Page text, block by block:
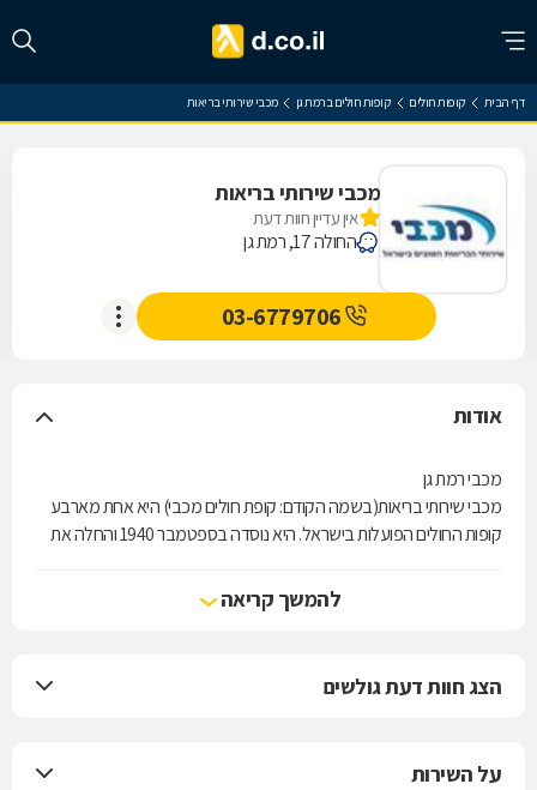
דף הבית קופות חולים קופות חולים ברמת גן מכבי שירותי בריאות
מכבי שירותי בריאות
אין עדיין חוות דעת
החולה 17, רמת גן
03-6779706
אודות
מכבי רמת גן
מכבי שירותי בריאות(בשמה הקודם: קופת חולים מכבי) היא אחת מארבע
קופות החולים הפועלות בישראל. היא נוסדה בספטמבר 1940 והחלה את
מכבי מעניקה לחבריה את מיטב השירות הרפואי, מחוייבת לבריאות שלמה,
קידום בריאות ורפואה מונעת תוך שמירה על ערכי היסוד של האבות
להמשך קריאה
הצג חוות דעת גולשים
על השירות